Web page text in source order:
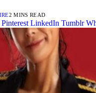
2 MINS READ
Pinterest LinkedIn Tumblr